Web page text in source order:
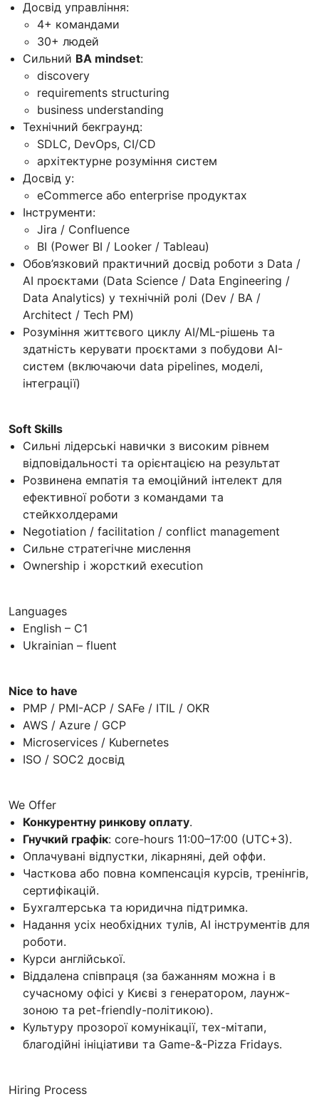
Досвід управління:
4+ командами
30+ людей
Сильний BA mindset:
discovery
requirements structuring
business understanding
Технічний бекграунд:
SDLC, DevOps, CI/CD
архітектурне розуміння систем
Досвід у:
eCommerce або enterprise продуктах
Інструменти:
Jira / Confluence
BI (Power BI / Looker / Tableau)
Обов’язковий практичний досвід роботи з Data /
AI проєктами (Data Science / Data Engineering /
Data Analytics) у технічній ролі (Dev / BA /
Architect / Tech PM)
Розуміння життєвого циклу AI/ML-рішень та
здатність керувати проєктами з побудови AI-
систем (включаючи data pipelines, моделі,
інтеграції)
Soft Skills
Сильні лідерські навички з високим рівнем
відповідальності та орієнтацією на результат
Розвинена емпатія та емоційний інтелект для
ефективної роботи з командами та
стейкхолдерами
Negotiation / facilitation / conflict management
Сильне стратегічне мислення
Ownership і жорсткий execution
Languages
English – C1
Ukrainian – fluent
Nice to have
PMP / PMI-ACP / SAFe / ITIL / OKR
AWS / Azure / GCP
Microservices / Kubernetes
ISO / SOC2 досвід
We Offer
Конкурентну ринкову оплату.
Гнучкий графік: core-hours 11:00–17:00 (UTC+3).
Оплачувані відпустки, лікарняні, дей оффи.
Часткова або повна компенсація курсів, тренінгів,
сертифікацій.
Бухгалтерська та юридична підтримка.
Надання усіх необхідних тулів, АІ інструментів для
роботи.
Курси англійської.
Віддалена співпраця (за бажанням можна і в
сучасному офісі у Києві з генератором, лаунж-
зоною та pet-friendly-політикою).
Культуру прозорої комунікації, тех-мітапи,
благодійні ініціативи та Game-&-Pizza Fridays.
Hiring Process